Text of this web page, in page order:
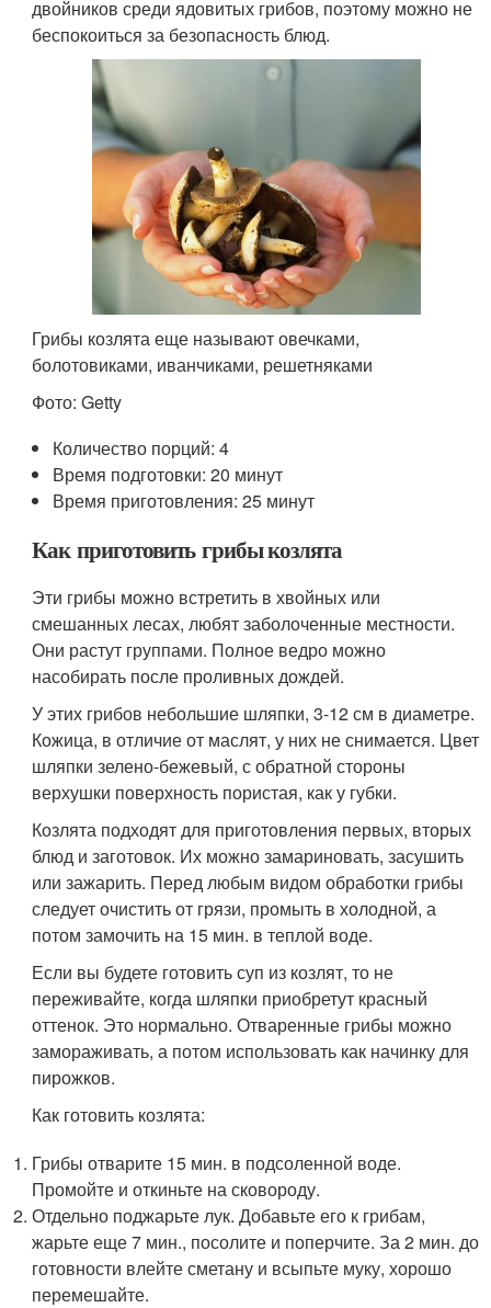
двойников среди ядовитых грибов, поэтому можно не
беспокоиться за безопасность блюд.
Грибы козлята еще называют овечками,
болотовиками, иванчиками, решетняками
Фото: Getty
Количество порций: 4
Время подготовки: 20 минут
Время приготовления: 25 минут
Как приготовить грибы козлята
Эти грибы можно встретить в хвойных или
смешанных лесах, любят заболоченные местности.
Они растут группами. Полное ведро можно
насобирать после проливных дождей.
У этих грибов небольшие шляпки, 3-12 см в диаметре.
Кожица, в отличие от маслят, у них не снимается. Цвет
шляпки зелено-бежевый, с обратной стороны
верхушки поверхность пористая, как у губки.
Козлята подходят для приготовления первых, вторых
блюд и заготовок. Их можно замариновать, засушить
или зажарить. Перед любым видом обработки грибы
следует очистить от грязи, промыть в холодной, а
потом замочить на 15 мин. в теплой воде.
Если вы будете готовить суп из козлят, то не
переживайте, когда шляпки приобретут красный
оттенок. Это нормально. Отваренные грибы можно
замораживать, а потом использовать как начинку для
пирожков.
Как готовить козлята:
Грибы отварите 15 мин. в подсоленной воде.
Промойте и откиньте на сковороду.
Отдельно поджарьте лук. Добавьте его к грибам,
жарьте еще 7 мин., посолите и поперчите. За 2 мин. до
готовности влейте сметану и всыпьте муку, хорошо
перемешайте.